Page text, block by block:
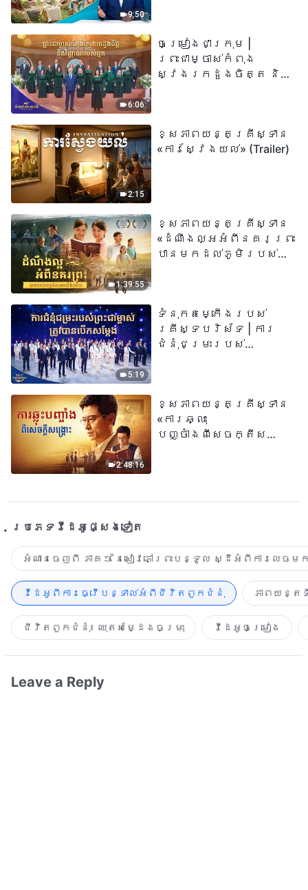
9:50
មានជីវិតអស់កល្ប
ជានិច្ច» មានន័យដូច
ម្តេចពិតប្រាកដ?
6:06
ចម្រៀងជាក្រុម |
ព្រះជាម្ចាស់កំពុង
ស្វែងរកដួងចិត្ត និង
2:15
ខ្សែភាពយន្តគ្រីស្ទាន
«ការស្វែងយល់» (Trailer)
1:39:55
ខ្សែភាពយន្តគ្រីស្ទាន
«ដំណឹងល្អអំពីនគរព្រះ
បានមកដល់​ភូមិរបស់
5:19
ទំនុកតម្កើង​របស់​
គ្រីស្ទបរិស័ទ | ការ
ជំនុំជម្រះរបស់
2:48:16
ខ្សែភាពយន្តគ្រីស្ទាន
«ការឆ្លុះ
បញ្ចាំងពីសេចក្តីសង្រ្គោះ»
ប្រភេទ​វីដេអូ​ផ្សេង​ទៀត​
អំណានចេញពី ភាគ១ នៃសៀវភៅព្រះបន្ទូល ស្ដីអំពីការលេច
វីដេអូពីការធ្វើបន្ទាល់អំពីជីវិតពួកជំនុំ ភាពយន្
ជីវិតពួកជំនុំ៖ ឈុតសម្ដែងចម្រុះ វីដេអូចម្រៀង​
Leave a Reply